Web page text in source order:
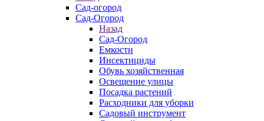
Сад-огород
Сад-Огород
Назад
Сад-Огород
Емкости
Инсектициды
Обувь хозяйственная
Освещение улицы
Посадка растений
Расходники для уборки
Садовый инструмент